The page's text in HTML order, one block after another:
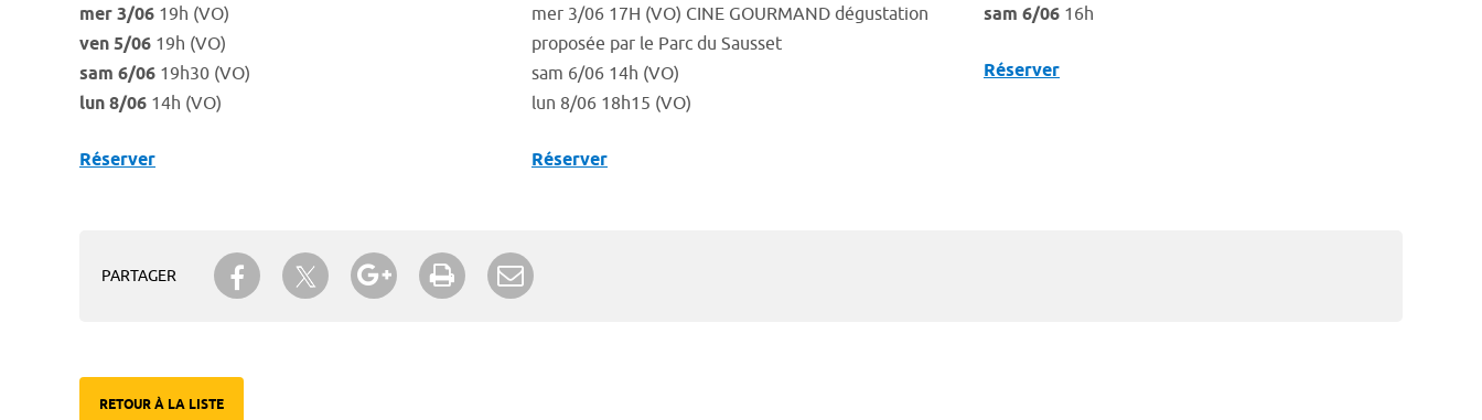
mer 3/06 19h (VO)
ven 5/06 19h (VO)
sam 6/06 19h30 (VO)
lun 8/06 14h (VO)
Réserver
mer 3/06 17H (VO) CINE GOURMAND dégustation
proposée par le Parc du Sausset
sam 6/06 14h (VO)
lun 8/06 18h15 (VO)
Réserver
sam 6/06 16h
Réserver
PARTAGER
Partager sur Facebook
Partager sur TwitterPartager sur Google+
Imprimer
RETOUR À LA LISTE